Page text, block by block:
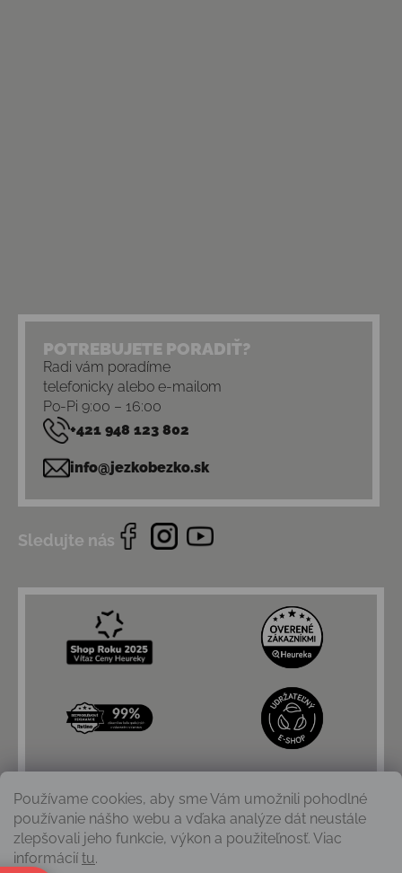
Používame cookies, aby sme Vám umožnili pohodlné
používanie nášho webu a vďaka analýze dát neustále
zlepšovali jeho funkcie, výkon a použiteľnosť. Viac
informácií tu.
POTREBUJETE PORADIŤ?
Radi vám poradíme
telefonicky alebo e-mailom
Po-Pi 9:00 – 16:00
+421 948 123 802
info@jezkobezko.sk
Sledujte nás